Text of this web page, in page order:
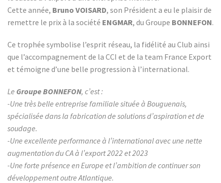
Cette année, Bruno VOISARD, son Président a eu le plaisir de
remettre le prix à la société ENGMAR, du Groupe BONNEFON.
Ce trophée symbolise l’esprit réseau, la fidélité au Club ainsi
que l’accompagnement de la CCI et de la team France Export
et témoigne d’une belle progression à l’international.
Le Groupe BONNEFON, c’est :
-Une très belle entreprise familiale située à Bouguenais,
spécialisée dans la fabrication de solutions d’aspiration et de
soudage.
-Une excellente performance à l’international avec une nette
augmentation du CA à l’export 2022 et 2023
-Une forte présence en Europe et l’ambition de continuer son
développement outre Atlantique.